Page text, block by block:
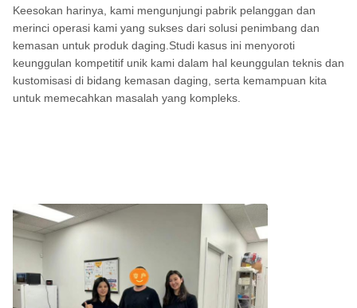
Keesokan harinya, kami mengunjungi pabrik pelanggan dan
merinci operasi kami yang sukses dari solusi penimbang dan
kemasan untuk produk daging.Studi kasus ini menyoroti
keunggulan kompetitif unik kami dalam hal keunggulan teknis dan
kustomisasi di bidang kemasan daging, serta kemampuan kita
untuk memecahkan masalah yang kompleks.